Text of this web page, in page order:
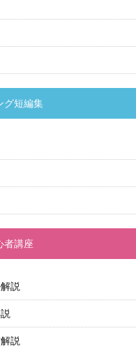
グ短編集
者講座
説
説